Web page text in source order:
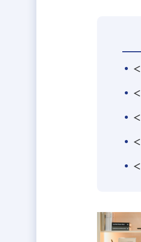
≪事業内
■空間デ
■デジタ
た。部門